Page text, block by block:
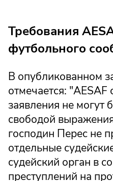
Требования
футбольного
В опубликованном
отмечается: "AESAF
заявления не могут
свободой
господин Перес не
отдельные
судейский орган в
преступлений на